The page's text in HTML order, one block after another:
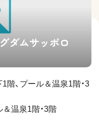
ダムサッポロ
1階、プール＆温泉1階・3
＆温泉1階・3階